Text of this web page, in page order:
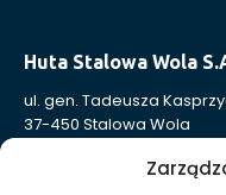
Huta Stalowa Wola
ul. gen. Tadeusza
37-450 Stalowa Wola
Nr KRS: 0000004324